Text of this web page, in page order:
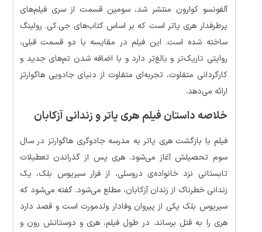
آلفونسو کوارون منتشر شد، سومین قسمت از سری فیلم‌های
پرطرفدار هری پاتر است که بر اساس کتاب‌های جی.کی. رولینگ
ساخته شده است. این فیلم در مقایسه با دو قسمت قبلی،
روایتی تاریک‌تر و بالغ‌تر دارد و با اضافه شدن تم‌های جدید و
کارگردانی متفاوت، تجربه‌ای متفاوت از دنیای جادویی هاگوارتز
ارائه می‌دهد.
خلاصه داستان فیلم هری پاتر و زندانی آزکابان
فیلم با بازگشت هری پاتر به مدرسه جادوگری هاگوارتز در سال
سوم تحصیلش آغاز می‌شود. هری پس از گذراندن تعطیلات
تابستانی نزد خانواده‌ی دروسلی، از فرار سیریوس بلک، یک
زندانی خطرناک از زندان آزکابان، مطلع می‌شود. گفته می‌شود که
سیریوس بلک یکی از پیروان وفادار ولدمورت است و قصد دارد
هری را به قتل برساند. در طول فیلم، هری و دوستانش رون و